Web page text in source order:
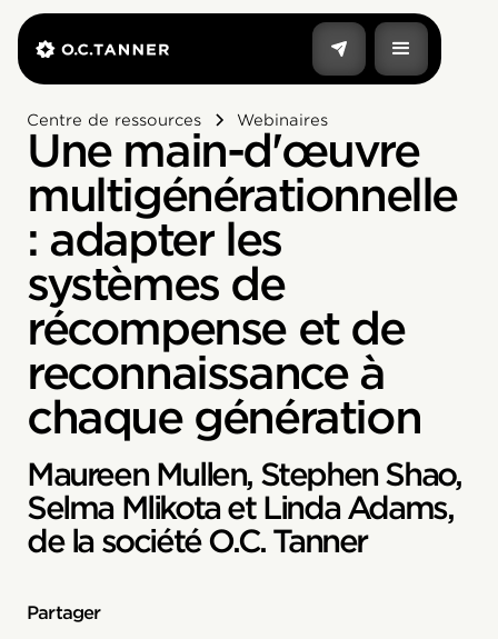
Centre de ressources Webinaires
Une main-d'œuvre
multigénérationnelle
: adapter les
systèmes de
récompense et de
reconnaissance à
chaque génération
Maureen Mullen, Stephen Shao,
Selma Mlikota et Linda Adams,
de la société O.C. Tanner
Partager